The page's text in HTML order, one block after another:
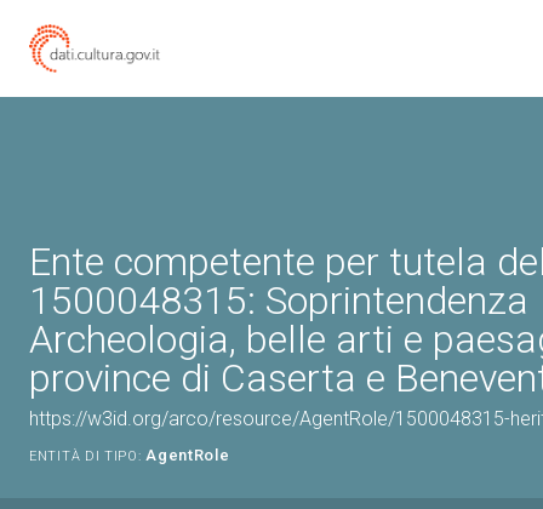
Ente competente per tutela
1500048315: Soprintendenza
Archeologia, belle arti e
province di Caserta e
https://w3id.org/arco/resource/AgentRole/1500048315-
ENTITÀ DI TIPO: AgentRole